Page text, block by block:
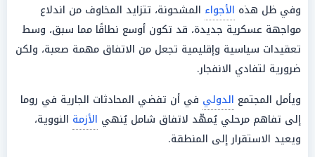
وفي ظل هذه الأجواء المشحونة، تتزايد المخاوف من اندلاع
مواجهة عسكرية جديدة، قد تكون أوسع نطاقًا مما سبق، وسط
تعقيدات سياسية وإقليمية تجعل من الاتفاق مهمة صعبة، ولكن
ضرورية لتفادي الانفجار.
ويأمل المجتمع الدولي في أن تفضي المحادثات الجارية في روما
إلى تفاهم مرحلي يُمهّد لاتفاق شامل يُنهي الأزمة النووية،
ويعيد الاستقرار إلى المنطقة.